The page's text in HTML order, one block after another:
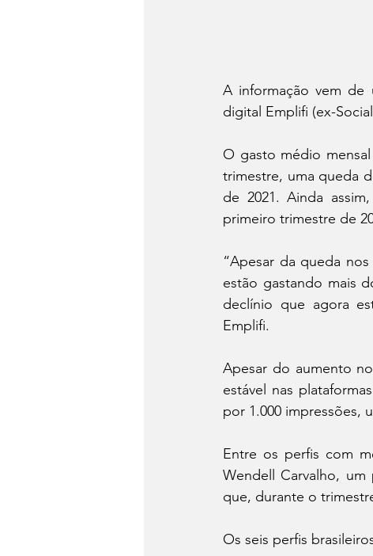
A informação vem de
digital Emplifi (ex-
O gasto médio
trimestre, uma queda
de 2021. Ainda
primeiro trimestre de
“Apesar da queda
estão gastando mais
declínio que agora
Emplifi.
Apesar do aumento
estável nas
por 1.000 impressões,
Entre os perfis com
Wendell Carvalho,
que, durante o
Os seis perfis